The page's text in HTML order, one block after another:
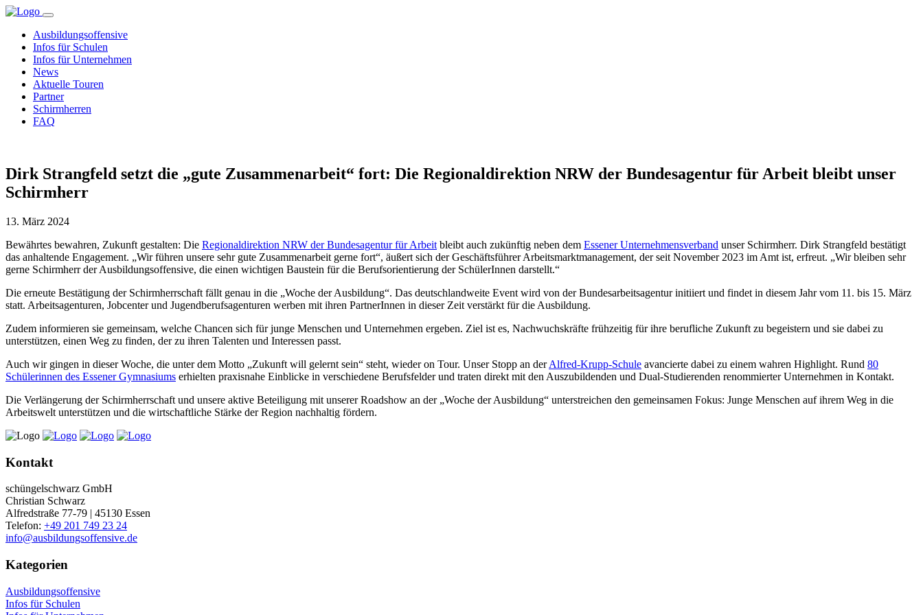
Ausbildungsoffensive
Infos für Schulen
Infos für Unternehmen
News
Aktuelle Touren
Partner
Schirmherren
FAQ
Dirk Strangfeld setzt die „gute Zusammenarbeit“ fort: Die Regionaldirektion NRW der Bundesagentur für Arbeit bleibt unser
Schirmherr
13. März 2024
Bewährtes bewahren, Zukunft gestalten: Die Regionaldirektion NRW der Bundesagentur für Arbeit bleibt auch zukünftig neben dem Essener Unternehmensverband unser Schirmherr. Dirk Strangfeld bestätigt
das anhaltende Engagement. „Wir führen unsere sehr gute Zusammenarbeit gerne fort“, äußert sich der Geschäftsführer Arbeitsmarktmanagement, der seit November 2023 im Amt ist, erfreut. „Wir bleiben sehr
gerne Schirmherr der Ausbildungsoffensive, die einen wichtigen Baustein für die Berufsorientierung der SchülerInnen darstellt.“
Die erneute Bestätigung der Schirmherrschaft fällt genau in die „Woche der Ausbildung“. Das deutschlandweite Event wird von der Bundesarbeitsagentur initiiert und findet in diesem Jahr vom 11. bis 15. März
statt. Arbeitsagenturen, Jobcenter und Jugendberufsagenturen werben mit ihren PartnerInnen in dieser Zeit verstärkt für die Ausbildung.
Zudem informieren sie gemeinsam, welche Chancen sich für junge Menschen und Unternehmen ergeben. Ziel ist es, Nachwuchskräfte frühzeitig für ihre berufliche Zukunft zu begeistern und sie dabei zu
unterstützen, einen Weg zu finden, der zu ihren Talenten und Interessen passt.
Auch wir gingen in dieser Woche, die unter dem Motto „Zukunft will gelernt sein“ steht, wieder on Tour. Unser Stopp an derAlfred-Krupp-Schule avancierte dabei zu einem wahren Highlight. Rund 80
Schülerinnen des Essener Gymnasiums erhielten praxisnahe Einblicke in verschiedene Berufsfelder und traten direkt mit den Auszubildenden und Dual-Studierenden renommierter Unternehmen in Kontakt.
Die Verlängerung der Schirmherrschaft und unsere aktive Beteiligung mit unserer Roadshow an der „Woche der Ausbildung“ unterstreichen den gemeinsamen Fokus: Junge Menschen auf ihrem Weg in die
Arbeitswelt unterstützen und die wirtschaftliche Stärke der Region nachhaltig fördern.
Kontakt
schüngelschwarz GmbH
Christian Schwarz
Alfredstraße 77-79 | 45130 Essen
Telefon: +49 201 749 23 24
info@ausbildungsoffensive.de
Kategorien
Ausbildungsoffensive
Infos für Schulen